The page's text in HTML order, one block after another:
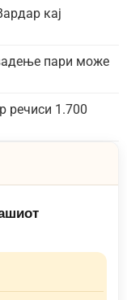
кај
пари може
речиси 1.700